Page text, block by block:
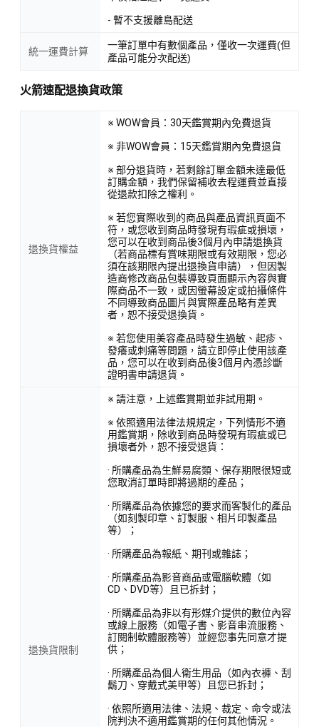
- 暫不支援離島配送
統一運費計算
一筆訂單中有數個產品，僅收一次運費(但
產品可能分次配送)
火箭速配退換貨政策
退換貨權益
※ WOW會員：30天鑑賞期內免費退貨
※ 非WOW會員：15天鑑賞期內免費退貨
※ 部分退貨時，若剩餘訂單金額未達最低
訂購金額，我們保留補收去程運費並直接
從退款扣除之權利。
※ 若您實際收到的商品與產品資訊頁面不
符，或您收到商品時發現有瑕疵或損壞，
您可以在收到商品後3個月內申請退換貨
（若商品標有賞味期限或有效期限，您必
須在該期限內提出退換貨申請），但因製
造商修改商品包裝導致頁面顯示內容與實
際商品不一致，或因螢幕設定或拍攝條件
不同導致商品圖片與實際產品略有差異
者，恕不接受退換貨。
※ 若您使用美容產品時發生過敏、起疹、
發癢或刺痛等問題，請立即停止使用該產
品，您可以在收到商品後3個月內憑診斷
證明書申請退貨。
退換貨限制
※ 請注意，上述鑑賞期並非試用期。
※ 依照適用法律法規規定，下列情形不適
用鑑賞期，除收到商品時發現有瑕疵或已
損壞者外，恕不接受退貨：
· 所購產品為生鮮易腐類、保存期限很短或
您取消訂單時即將過期的產品；
· 所購產品為依據您的要求而客製化的產品
（如刻製印章、訂製服、相片印製產品
等）；
· 所購產品為報紙、期刊或雜誌；
· 所購產品為影音商品或電腦軟體（如
CD、DVD等）且已拆封；
· 所購產品為非以有形媒介提供的數位內容
或線上服務（如電子書、影音串流服務、
訂閱制軟體服務等）並經您事先同意才提
供；
· 所購產品為個人衛生用品（如內衣褲、刮
鬍刀、穿戴式美甲等）且您已拆封；
· 依照所適用法律、法規、裁定、命令或法
院判決不適用鑑賞期的任何其他情況。